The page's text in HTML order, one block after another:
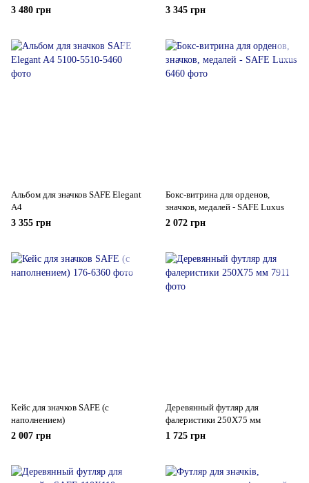
3 480 грн
3 345 грн
Альбом для значков SAFE Elegant
A4
3 355 грн
Бокс-витрина для орденов,
значков, медалей - SAFE Luxus
2 072 грн
Кейс для значков SAFE (с
наполнением)
2 007 грн
Деревянный футляр для
фалеристики 250Х75 мм
1 725 грн